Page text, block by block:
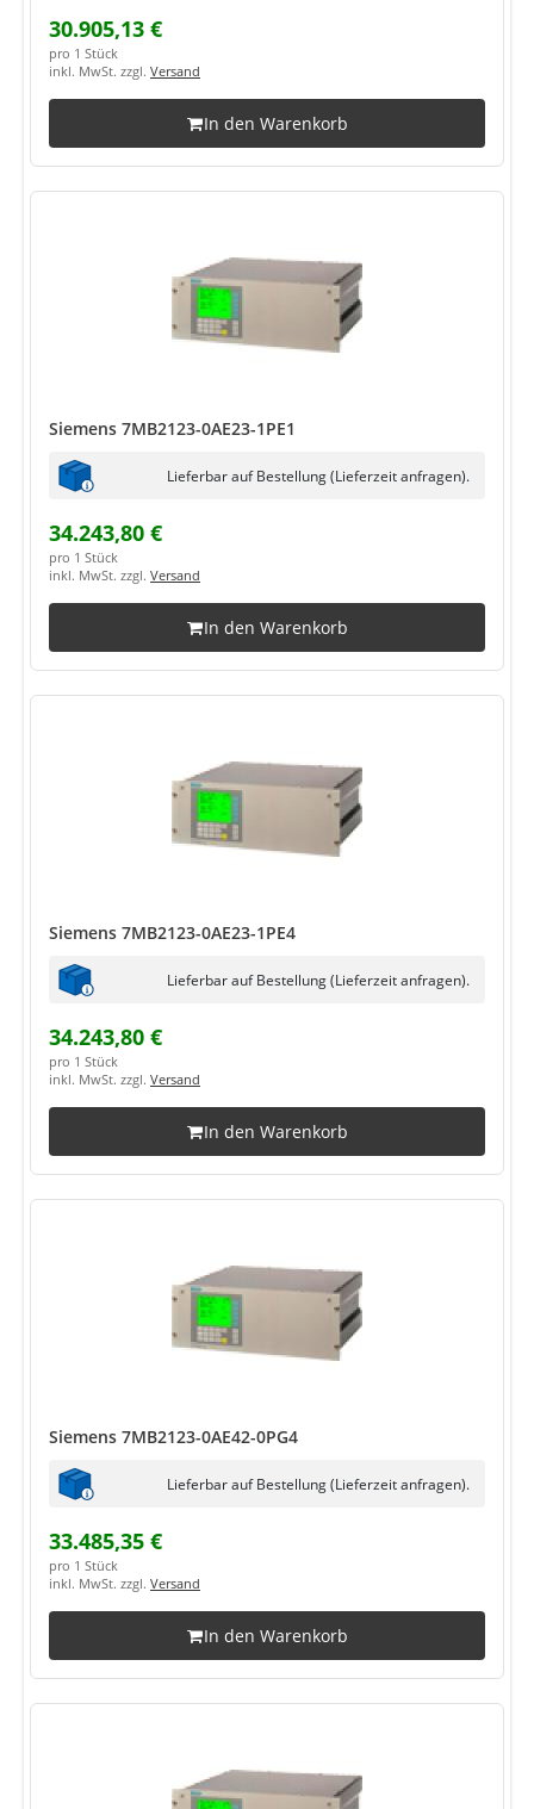
30.905,13 €
pro 1 Stück
inkl. MwSt. zzgl. Versand
In den Warenkorb
Siemens 7MB2123-0AE23-1PE1
Lieferbar auf Bestellung (Lieferzeit anfragen).
34.243,80 €
pro 1 Stück
inkl. MwSt. zzgl. Versand
In den Warenkorb
Siemens 7MB2123-0AE23-1PE4
Lieferbar auf Bestellung (Lieferzeit anfragen).
34.243,80 €
pro 1 Stück
inkl. MwSt. zzgl. Versand
In den Warenkorb
Siemens 7MB2123-0AE42-0PG4
Lieferbar auf Bestellung (Lieferzeit anfragen).
33.485,35 €
pro 1 Stück
inkl. MwSt. zzgl. Versand
In den Warenkorb